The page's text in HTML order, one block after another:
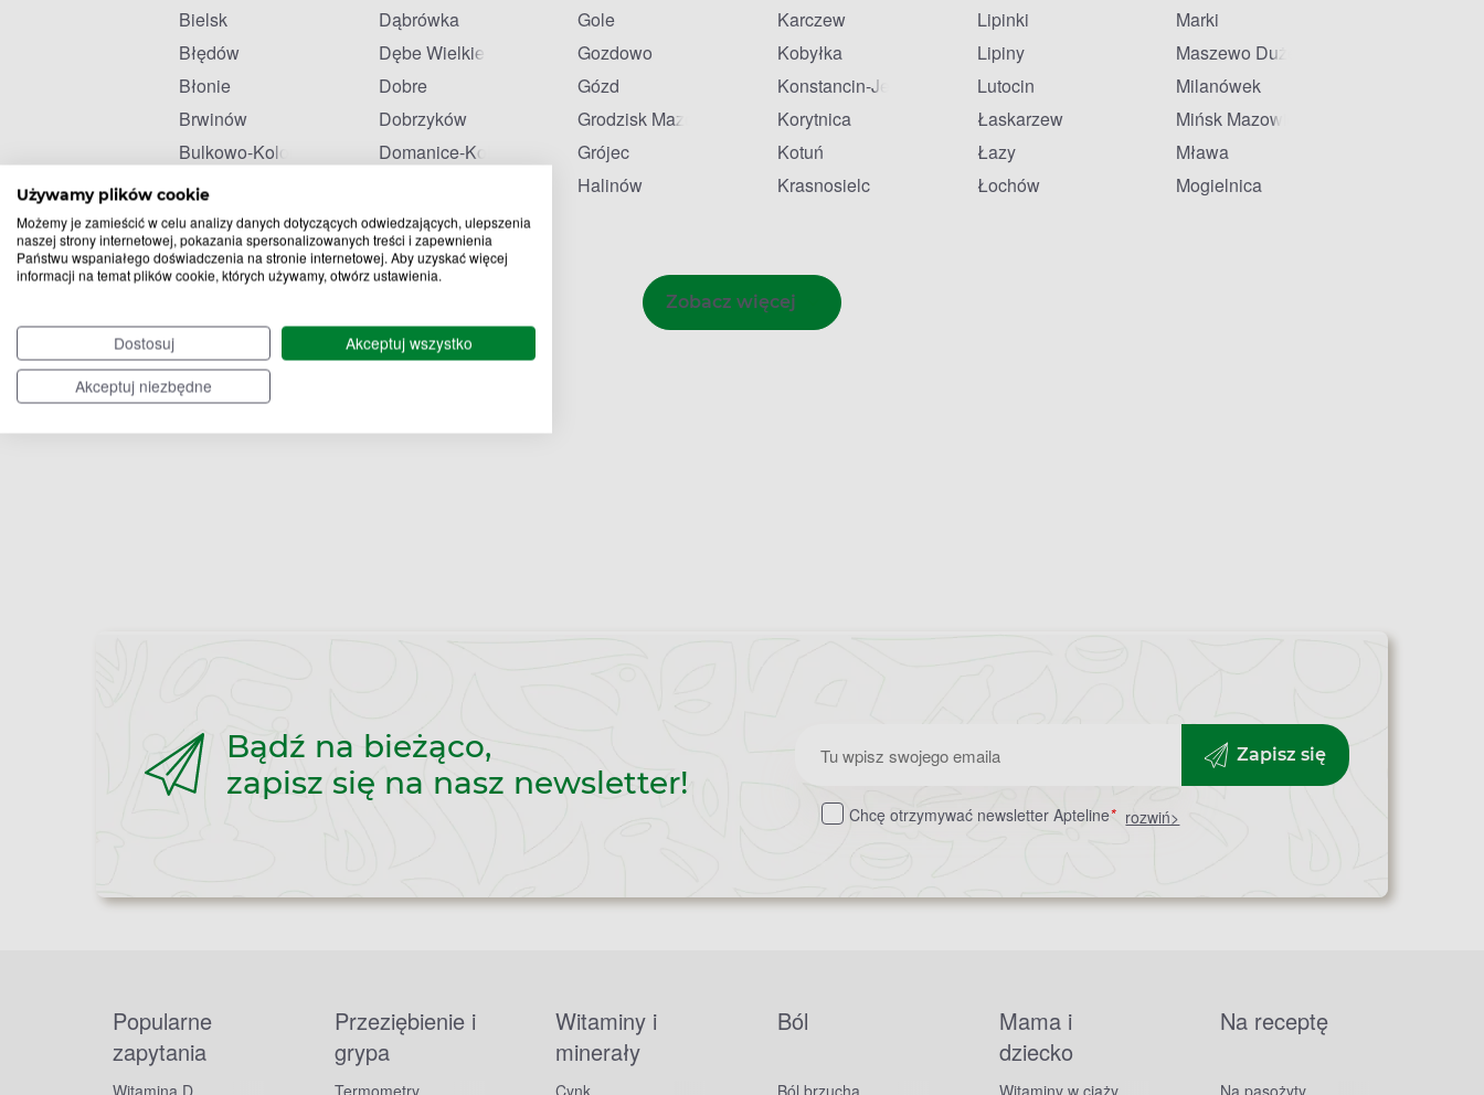
Używamy plików cookie
Możemy je zamieścić w celu analizy danych dotyczących odwiedzających, ulepszenia
naszej strony internetowej, pokazania spersonalizowanych treści i zapewnienia
Państwu wspaniałego doświadczenia na stronie internetowej. Aby uzyskać więcej
informacji na temat plików cookie, których używamy, otwórz ustawienia.
Dostosuj
Akceptuj wszystko
Akceptuj niezbędne
Bielsk
Błędów
Błonie
Brwinów
Bulkowo-Kolonia
Celestynów
Dąbrówka
Dębe Wielkie
Dobre
Dobrzyków
Domanice-Kolonia
Gole
Gozdowo
Gózd
Grodzisk Mazowiecki
Grójec
Halinów
Karczew
Kobyłka
Konstancin-Jeziorna
Korytnica
Kotuń
Krasnosielc
Lipinki
Lipiny
Lutocin
Łaskarzew
Łazy
Łochów
Marki
Maszewo Duże
Milanówek
Mińsk Mazowiecki
Mława
Mogielnica
Zobacz więcej
Bądź na bieżąco,
zapisz się na nasz newsletter!
Zapisz
do
Zapisz się
Chcę otrzymywać newsletter Apteline* rozwiń>
Popularne
zapytania
Witamina D
Przeziębienie i
grypa
Termometry
Witaminy i
minerały
Cynk
Ból
Ból brzucha
Mama i
dziecko
Witaminy w ciąży
Na receptę
Na pasożyty